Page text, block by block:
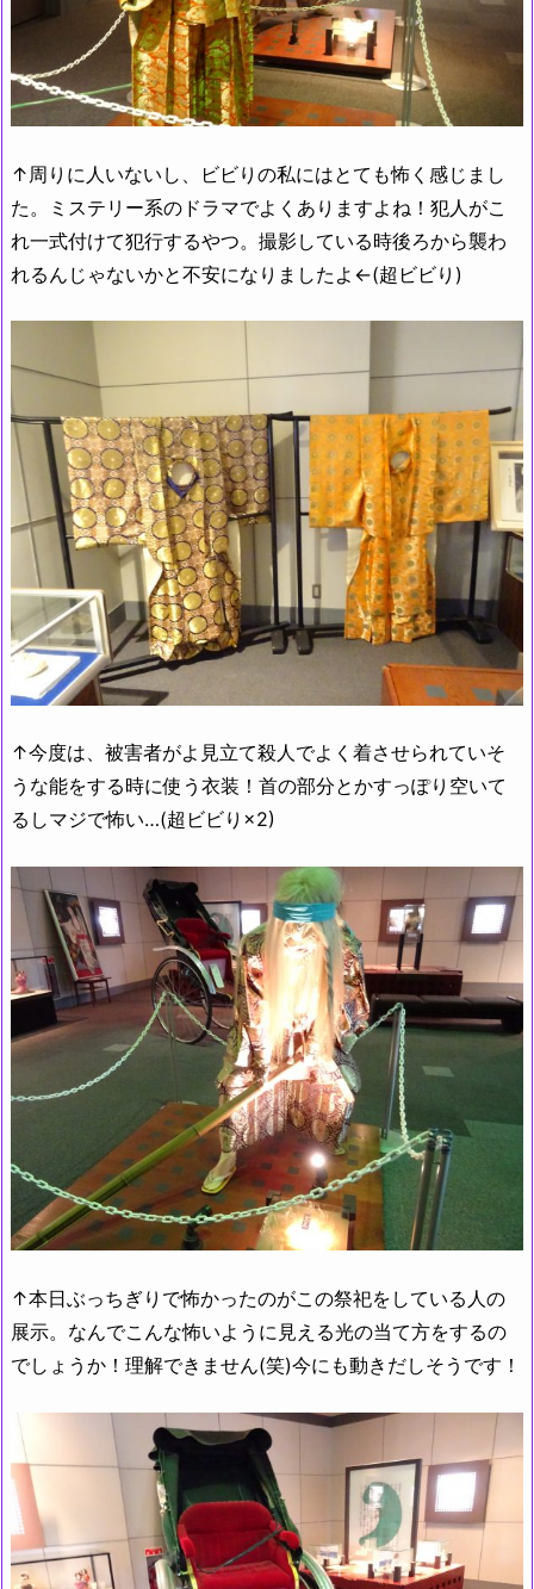
↑周りに人いないし、ビビりの私にはとても怖く感じまし
た。ミステリー系のドラマでよくありますよね！犯人がこ
れ一式付けて犯行するやつ。撮影している時後ろから襲わ
れるんじゃないかと不安になりましたよ←(超ビビり)
↑今度は、被害者がよ見立て殺人でよく着させられていそ
うな能をする時に使う衣装！首の部分とかすっぽり空いて
るしマジで怖い…(超ビビり×2)
↑本日ぶっちぎりで怖かったのがこの祭祀をしている人の
展示。なんでこんな怖いように見える光の当て方をするの
でしょうか！理解できません(笑)今にも動きだしそうです！